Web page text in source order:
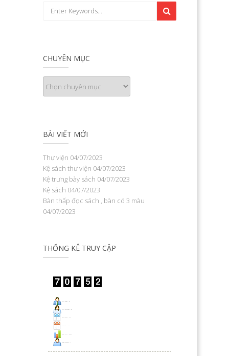
CHUYÊN MỤC
mục
BÀI VIẾT MỚI
Thư viện 04/07/2023
Kệ sách thư viện 04/07/2023
Kệ trưng bày sách 04/07/2023
Kệ sách 04/07/2023
Bàn thấp đọc sách , bàn có 3 màu
04/07/2023
THỐNG KÊ TRUY CẬP